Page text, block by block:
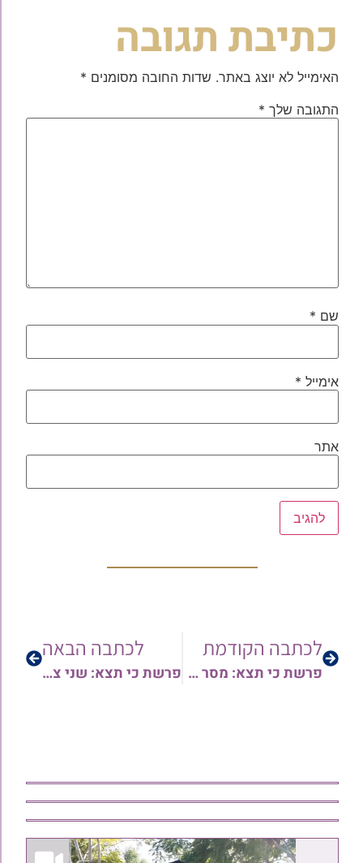
כתיבת תגובה
האימייל לא יוצג באתר. שדות החובה מסומנים *
התגובה שלך *
שם *
אימייל *
אתר
לכתבה הקודמת
פרשת כי תצא: מסר קצר לפרשת השבוע | הרב צפניה רענן
לכתבה הבאה
פרשת כי תצא: שני צעדים לשנה טובה ומוצלחת | הרב אריה צברי